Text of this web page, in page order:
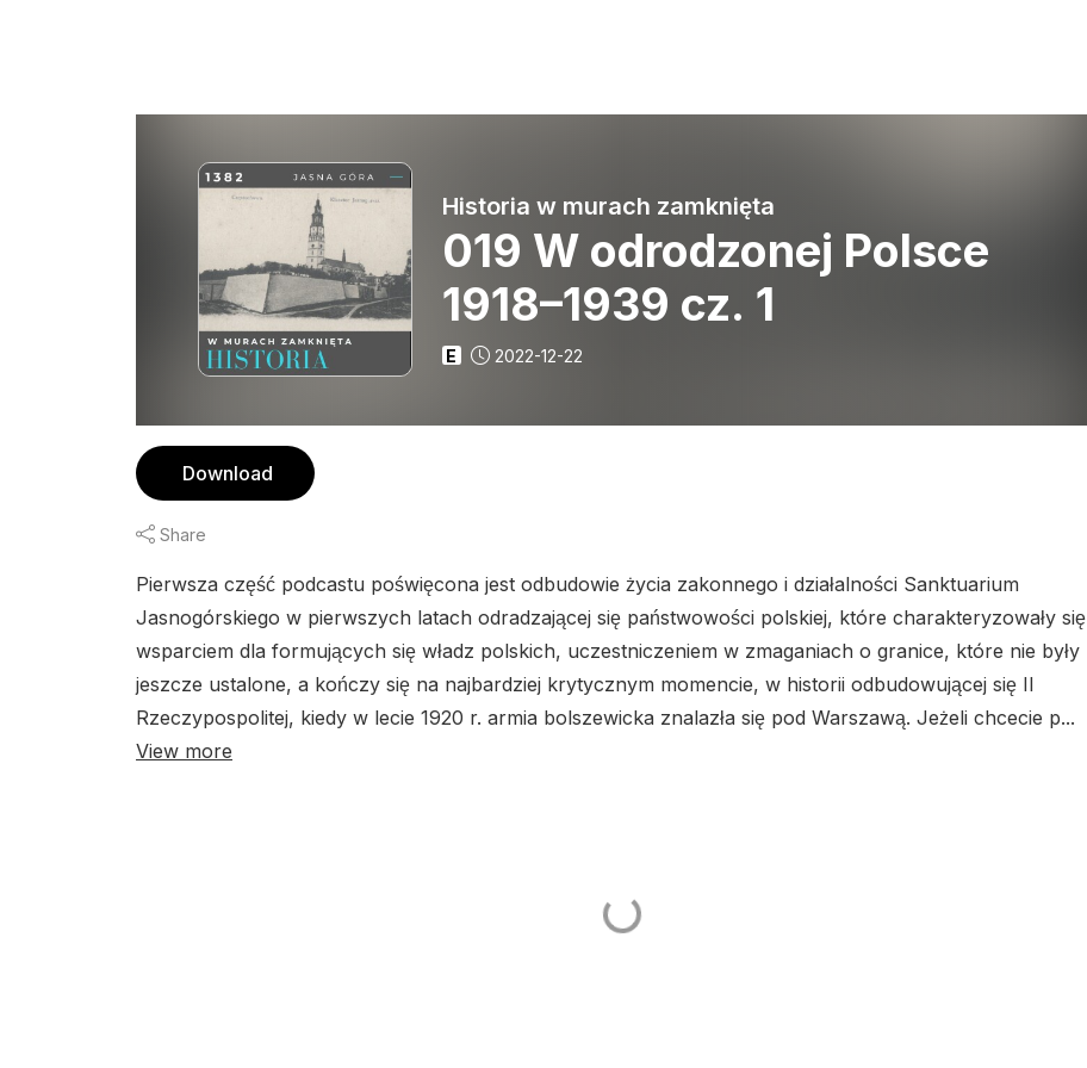
Historia w murach zamknięta
019 W odrodzonej Polsce
1918–1939 cz. 1
E 2022-12-22
Download
Share
Pierwsza część podcastu poświęcona jest odbudowie życia zakonnego i działalności Sanktuarium
Jasnogórskiego w pierwszych latach odradzającej się państwowości polskiej, które charakteryzowały się
wsparciem dla formujących się władz polskich, uczestniczeniem w zmaganiach o granice, które nie były
jeszcze ustalone, a kończy się na najbardziej krytycznym momencie, w historii odbudowującej się II
Rzeczypospolitej, kiedy w lecie 1920 r. armia bolszewicka znalazła się pod Warszawą. Jeżeli chcecie p...
View more